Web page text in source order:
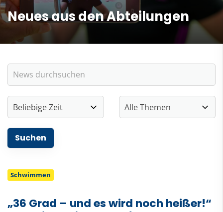
Neues aus den Abteilungen
Schwimmen
„36 Grad – und es wird noch heißer!“